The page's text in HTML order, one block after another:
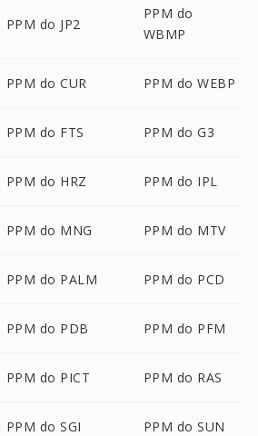
PPM do JP2
PPM do
WBMP
PPM do CUR PPM do WEBP
PPM do FTS PPM do G3
PPM do HRZ PPM do IPL
PPM do MNG PPM do MTV
PPM do PALM PPM do PCD
PPM do PDB PPM do PFM
PPM do PICT PPM do RAS
PPM do SGI PPM do SUN